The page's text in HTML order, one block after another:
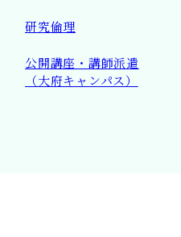
研究倫理
公開講座・講師派遣
（大府キャンパス）